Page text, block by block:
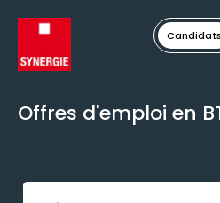
Candidats
Offres d'emploi en
Activer l’élément pour